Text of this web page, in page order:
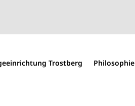
Trostberg
Philosophie